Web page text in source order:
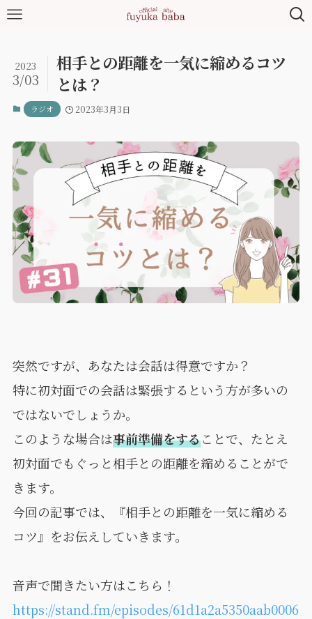
相手との距離を一気に縮めるコツ
とは？
2023
3/03
ラジオ 2023年3月3日
突然ですが、あなたは会話は得意ですか？
特に初対面での会話は緊張するという方が多いの
ではないでしょうか。
このような場合は事前準備をすることで、たとえ
初対面でもぐっと相手との距離を縮めることがで
きます。
今回の記事では、『相手との距離を一気に縮める
コツ』をお伝えしていきます。
音声で聞きたい方はこちら！
https://stand.fm/episodes/61d1a2a5350aab0006